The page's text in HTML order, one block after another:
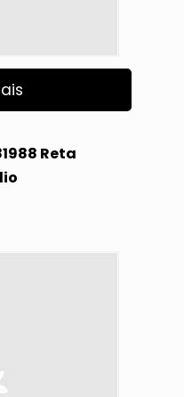
Reta